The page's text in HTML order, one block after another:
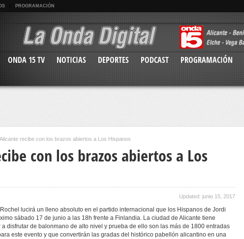
PROGRAMACIÓN
ONDA 15 TV NOTICIAS DEPORTES PODCAST PROGRAMACIÓN
Alicante recibe con los brazos abiertos a Los Hispanos
con los brazos abiertos a Los
Updated: junio 15, 2017
lucirá un lleno absoluto en el partido internacional que los Hispanos de Jordi
sábado 17 de junio a las 18h frente a Finlandia. La ciudad de Alicante tiene
disfrutar de balonmano de alto nivel y prueba de ello son las más de 1800 entradas
este evento y que convertirán las gradas del histórico pabellón alicantino en una